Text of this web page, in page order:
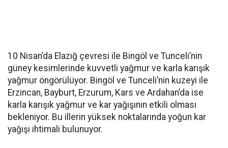
10 Nisan’da Elazığ çevresi ile Bingöl ve Tunceli’nin
güney kesimlerinde kuvvetli yağmur ve karla karışık
yağmur öngörülüyor. Bingöl ve Tunceli’nin kuzeyi ile
Erzincan, Bayburt, Erzurum, Kars ve Ardahan’da ise
karla karışık yağmur ve kar yağışının etkili olması
bekleniyor. Bu illerin yüksek noktalarında yoğun kar
yağışı ihtimali bulunuyor.